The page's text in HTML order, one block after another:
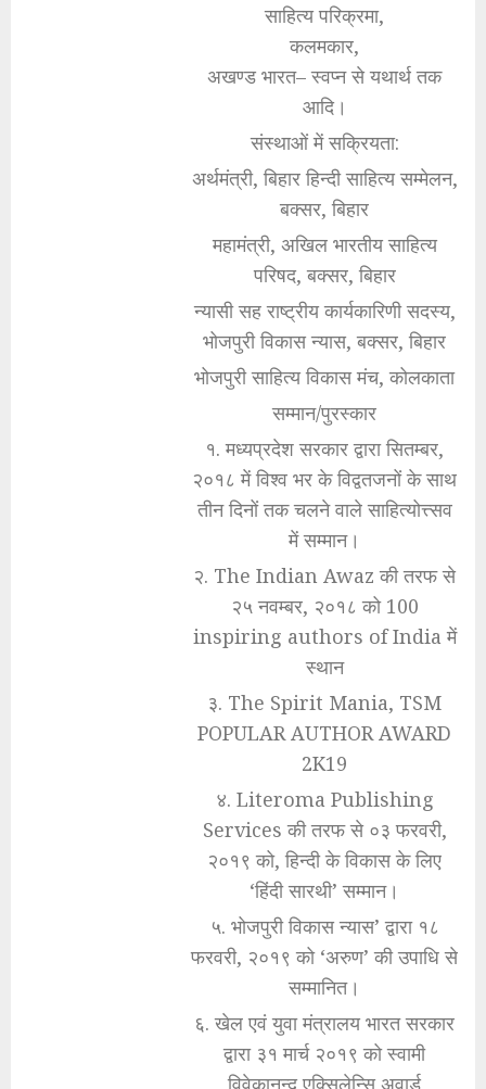
साहित्य परिक्रमा,
कलमकार,
अखण्ड भारत– स्वप्न से यथार्थ तक
आदि।
संस्थाओं में सक्रियता:
अर्थमंत्री, बिहार हिन्दी साहित्य सम्मेलन,
बक्सर, बिहार
महामंत्री, अखिल भारतीय साहित्य
परिषद, बक्सर, बिहार
न्यासी सह राष्ट्रीय कार्यकारिणी सदस्य,
भोजपुरी विकास न्यास, बक्सर, बिहार
भोजपुरी साहित्य विकास मंच, कोलकाता
सम्मान/पुरस्कार
१. मध्यप्रदेश सरकार द्वारा सितम्बर,
२०१८ में विश्व भर के विद्वतजनों के साथ
तीन दिनों तक चलने वाले साहित्योत्त्सव
में सम्मान।
२. The Indian Awaz की तरफ से
२५ नवम्बर, २०१८ को 100
inspiring authors of India में
स्थान
३. The Spirit Mania, TSM
POPULAR AUTHOR AWARD
2K19
४. Literoma Publishing
Services की तरफ से ०३ फरवरी,
२०१९ को, हिन्दी के विकास के लिए
‘हिंदी सारथी’ सम्मान।
५. भोजपुरी विकास न्यास’ द्वारा १८
फरवरी, २०१९ को ‘अरुण’ की उपाधि से
सम्मानित।
६. खेल एवं युवा मंत्रालय भारत सरकार
द्वारा ३१ मार्च २०१९ को स्वामी
विवेकानन्द एक्सिलेन्सि अवार्ड